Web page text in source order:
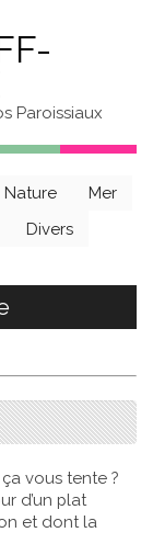
Paroissiaux
Nature
Mer
Divers
vous tente ?
d’un plat
et dont la